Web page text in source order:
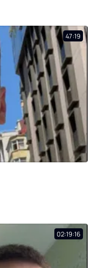
47:19
02:19:16